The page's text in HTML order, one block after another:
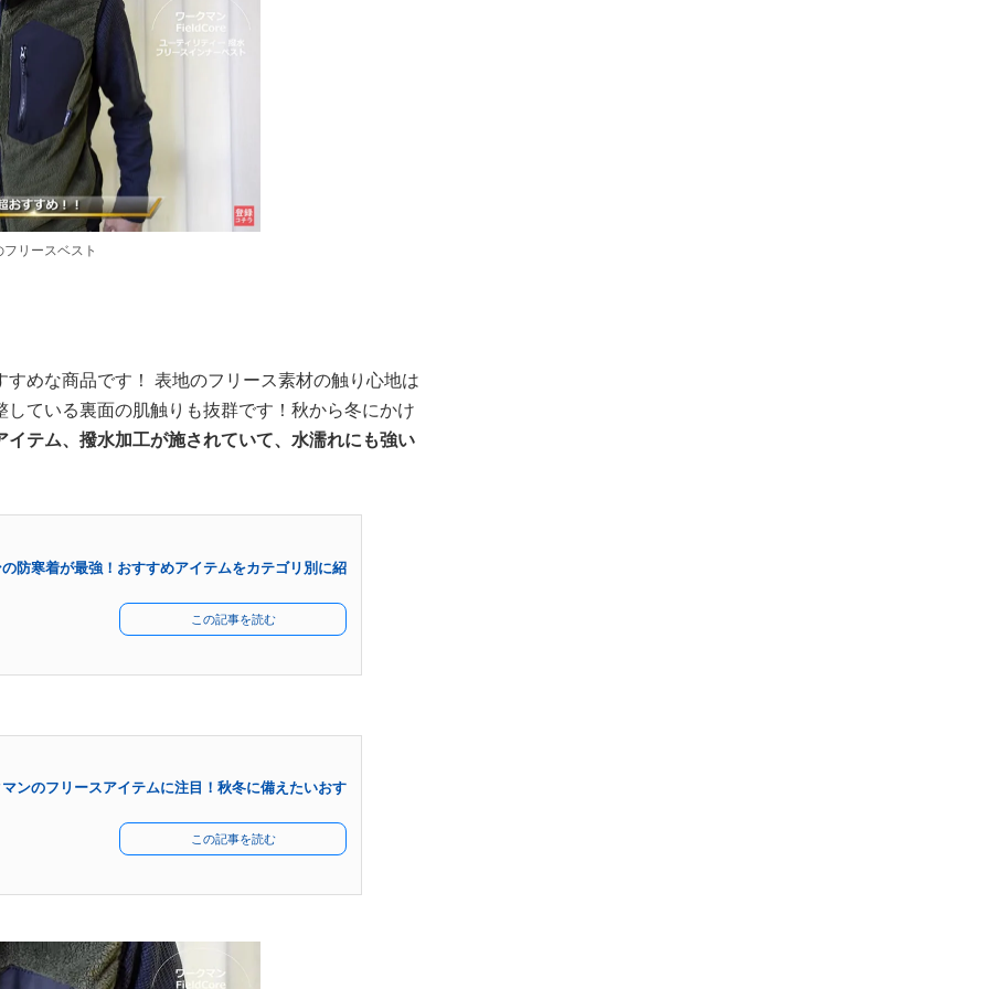
リースベスト
めな商品です！ 表地のフリース素材の触り心地は
ている裏面の肌触りも抜群です！秋から冬にかけ
イテム、撥水加工が施されていて、水濡れにも強い
防寒着が最強！おすすめアイテムをカテゴリ別に紹
この記事を読む
ンのフリースアイテムに注目！秋冬に備えたいおす
この記事を読む